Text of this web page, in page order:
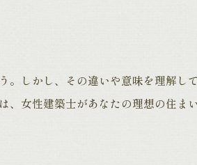
。しかし、その違いや意味を理解し
、女性建築士があなたの理想の住ま